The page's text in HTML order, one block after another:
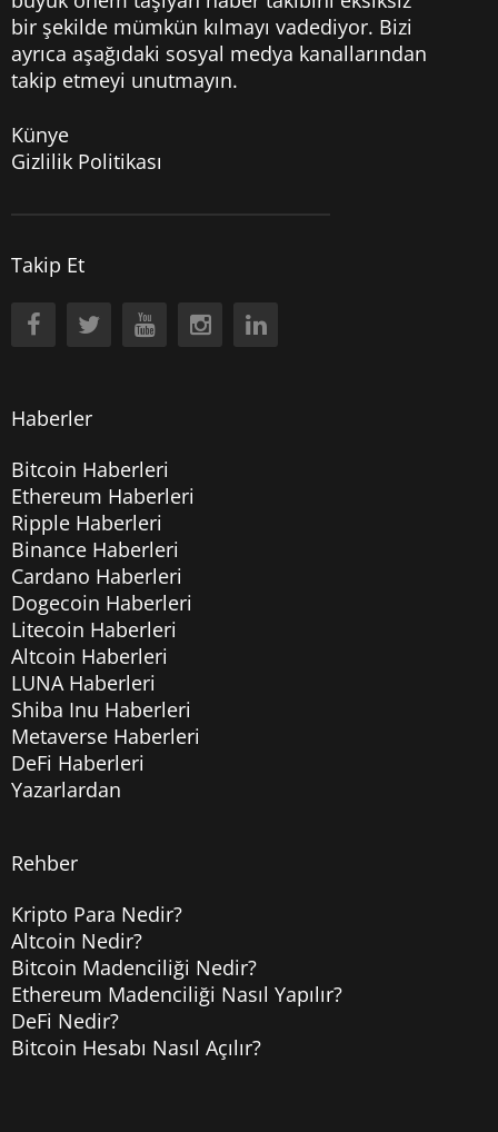
bir şekilde mümkün kılmayı vadediyor. Bizi
ayrıca aşağıdaki sosyal medya kanallarından
takip etmeyi unutmayın.
Künye
Gizlilik Politikası
Takip Et
Haberler
Bitcoin Haberleri
Ethereum Haberleri
Ripple Haberleri
Binance Haberleri
Cardano Haberleri
Dogecoin Haberleri
Litecoin Haberleri
Altcoin Haberleri
LUNA Haberleri
Shiba Inu Haberleri
Metaverse Haberleri
DeFi Haberleri
Yazarlardan
Rehber
Kripto Para Nedir?
Altcoin Nedir?
Bitcoin Madenciliği Nedir?
Ethereum Madenciliği Nasıl Yapılır?
DeFi Nedir?
Bitcoin Hesabı Nasıl Açılır?